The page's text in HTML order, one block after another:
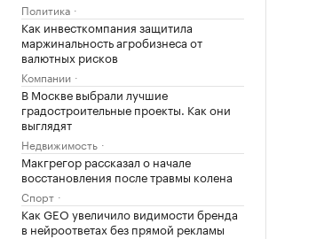
Политика
Как инвесткомпания защитила
маржинальность агробизнеса от
валютных рисков
Компании
В Москве выбрали лучшие
градостроительные проекты. Как они
выглядят
Недвижимость
Макгрегор рассказал о начале
восстановления после травмы колена
Спорт
Как GEO увеличило видимости бренда
в нейроответах без прямой рекламы